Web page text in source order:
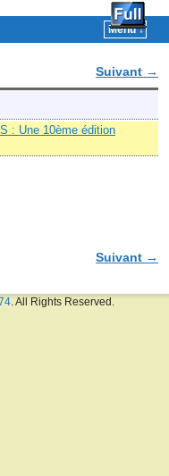
Menu ↓
Suivant →
: Une 10ème édition
Suivant →
. All Rights Reserved.